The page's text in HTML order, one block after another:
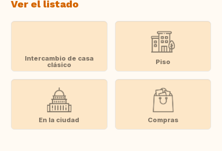
Ver el listado
Intercambio de casa
clásico
Piso
En la ciudad Compras